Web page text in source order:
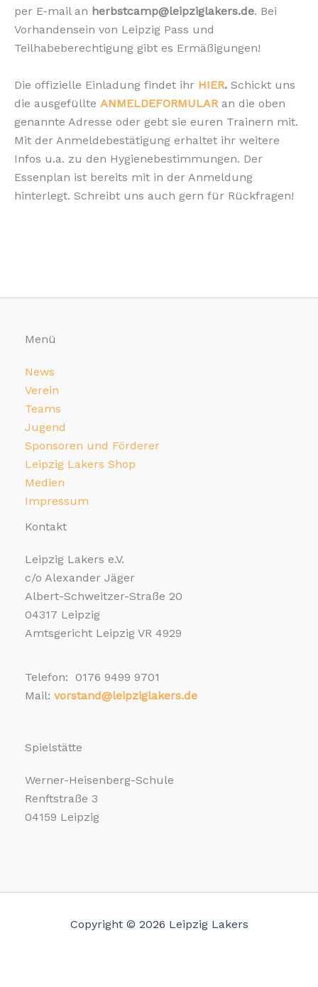
per E-mail an herbstcamp@leipziglakers.de. Bei
Vorhandensein von Leipzig Pass und
Teilhabeberechtigung gibt es Ermäßigungen!
Die offizielle Einladung findet ihr HIER. Schickt uns
die ausgefüllte ANMELDEFORMULAR an die oben
genannte Adresse oder gebt sie euren Trainern mit.
Mit der Anmeldebestätigung erhaltet ihr weitere
Infos u.a. zu den Hygienebestimmungen. Der
Essenplan ist bereits mit in der Anmeldung
hinterlegt. Schreibt uns auch gern für Rückfragen!
Menü
News
Verein
Teams
Jugend
Sponsoren und Förderer
Leipzig Lakers Shop
Medien
Impressum
Kontakt
Leipzig Lakers e.V.
c/o Alexander Jäger
Albert-Schweitzer-Straße 20
04317 Leipzig
Amtsgericht Leipzig VR 4929
Telefon: 0176 9499 9701
Mail: vorstand@leipziglakers.de
Spielstätte
Werner-Heisenberg-Schule
Renftstraße 3
04159 Leipzig
Copyright © 2026 Leipzig Lakers